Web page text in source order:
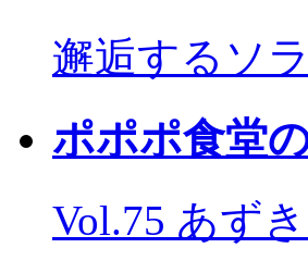
邂逅するソ
ポポポ食堂
Vol.75 あず